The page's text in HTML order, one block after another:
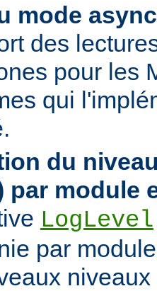
mode
des
pour les
qui
du
par module
LogLevel
par
niveaux